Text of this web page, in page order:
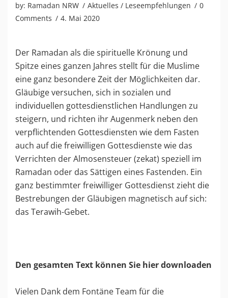
by: Ramadan NRW Aktuelles / Leseempfehlungen
0
Comments
4. Mai 2020
Der Ramadan als die spirituelle Krönung und
Spitze eines ganzen Jahres stellt für die Muslime
eine ganz besondere Zeit der Möglichkeiten dar.
Gläubige versuchen, sich in sozialen und
individuellen gottesdienstlichen Handlungen zu
steigern, und richten ihr Augenmerk neben den
verpflichtenden Gottesdiensten wie dem Fasten
auch auf die freiwilligen Gottesdienste wie das
Verrichten der Almosensteuer (zekat) speziell im
Ramadan oder das Sättigen eines Fastenden. Ein
ganz bestimmter freiwilliger Gottesdienst zieht die
Bestrebungen der Gläubigen magnetisch auf sich:
das Terawih-Gebet.
Den gesamten Text können Sie hier downloaden
Vielen Dank dem Fontäne Team für die